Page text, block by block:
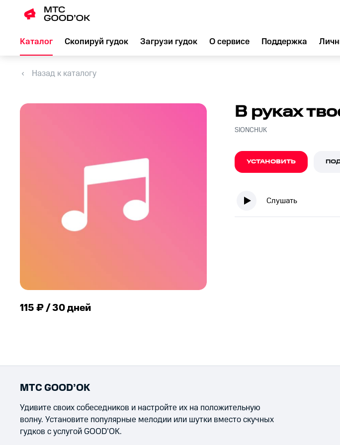
Каталог Скопируй гудок Загрузи гудок О сервисе Поддержка
Назад к каталогу
115 ₽ / 30 дней
В руках
SIONCHUK
УСТАНОВИТЬ
Слушать
МТС GOOD’OK
Удивите своих собеседников и настройте их на положительную
волну. Установите популярные мелодии или шутки вместо скучных
гудков с услугой GOOD’OK.